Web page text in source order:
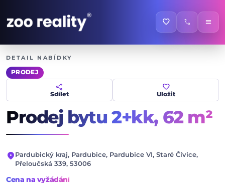
favorite call menu
DETAIL NABÍDKY
PRODEJ
share
Sdílet
favorite
Uložit
Prodej bytu 2+kk, 62 m²
location_on Pardubický kraj, Pardubice, Pardubice VI, Staré Čívice,
Přeloučská 339, 53006
Cena na vyžádání